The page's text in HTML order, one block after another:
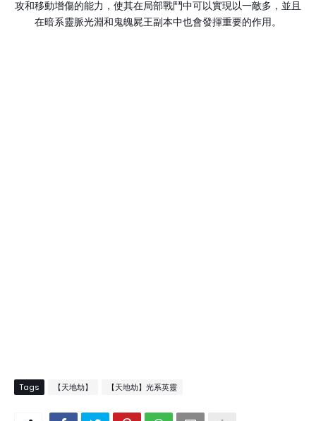
攻和移動增傷的能力，使其在局部戰鬥中可以實現以一敵多，並且
在暗系靈脈光淵和鬼魄屍王副本中也會發揮重要的作用。
Tags 【天地劫】 【天地劫】光系英靈